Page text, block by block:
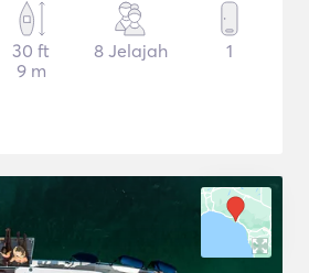
30 ft
9 m
8 Jelajah 1